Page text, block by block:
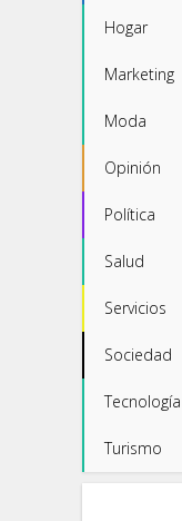
Hogar
Marketing
Moda
Opinión
Política
Salud
Servicios
Sociedad
Tecnología
Turismo